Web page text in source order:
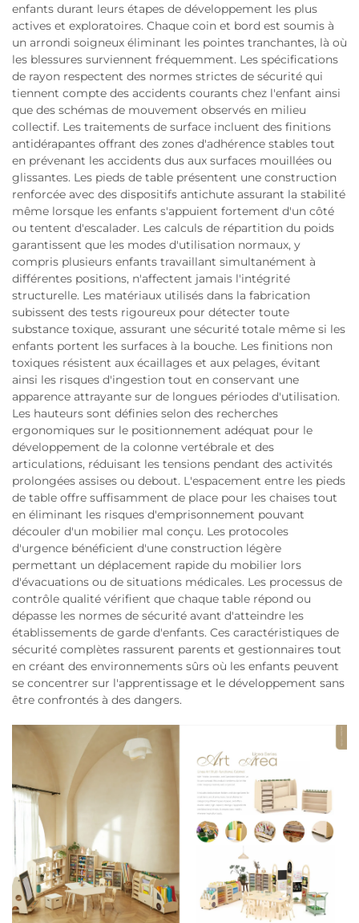
enfants durant leurs étapes de développement les plus
actives et exploratoires. Chaque coin et bord est soumis à
un arrondi soigneux éliminant les pointes tranchantes, là où
les blessures surviennent fréquemment. Les spécifications
de rayon respectent des normes strictes de sécurité qui
tiennent compte des accidents courants chez l'enfant ainsi
que des schémas de mouvement observés en milieu
collectif. Les traitements de surface incluent des finitions
antidérapantes offrant des zones d'adhérence stables tout
en prévenant les accidents dus aux surfaces mouillées ou
glissantes. Les pieds de table présentent une construction
renforcée avec des dispositifs antichute assurant la stabilité
même lorsque les enfants s'appuient fortement d'un côté
ou tentent d'escalader. Les calculs de répartition du poids
garantissent que les modes d'utilisation normaux, y
compris plusieurs enfants travaillant simultanément à
différentes positions, n'affectent jamais l'intégrité
structurelle. Les matériaux utilisés dans la fabrication
subissent des tests rigoureux pour détecter toute
substance toxique, assurant une sécurité totale même si les
enfants portent les surfaces à la bouche. Les finitions non
toxiques résistent aux écaillages et aux pelages, évitant
ainsi les risques d'ingestion tout en conservant une
apparence attrayante sur de longues périodes d'utilisation.
Les hauteurs sont définies selon des recherches
ergonomiques sur le positionnement adéquat pour le
développement de la colonne vertébrale et des
articulations, réduisant les tensions pendant des activités
prolongées assises ou debout. L'espacement entre les pieds
de table offre suffisamment de place pour les chaises tout
en éliminant les risques d'emprisonnement pouvant
découler d'un mobilier mal conçu. Les protocoles
d'urgence bénéficient d'une construction légère
permettant un déplacement rapide du mobilier lors
d'évacuations ou de situations médicales. Les processus de
contrôle qualité vérifient que chaque table répond ou
dépasse les normes de sécurité avant d'atteindre les
établissements de garde d'enfants. Ces caractéristiques de
sécurité complètes rassurent parents et gestionnaires tout
en créant des environnements sûrs où les enfants peuvent
se concentrer sur l'apprentissage et le développement sans
être confrontés à des dangers.